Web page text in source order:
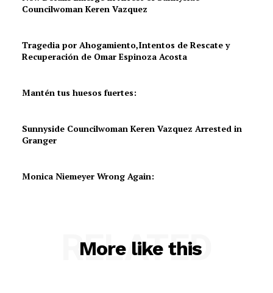
Councilwoman Keren Vazquez
Tragedia por Ahogamiento,Intentos de Rescate y
Recuperación de Omar Espinoza Acosta
Mantén tus huesos fuertes:
Sunnyside Councilwoman Keren Vazquez Arrested in
Granger
Monica Niemeyer Wrong Again:
More like this
RELATED